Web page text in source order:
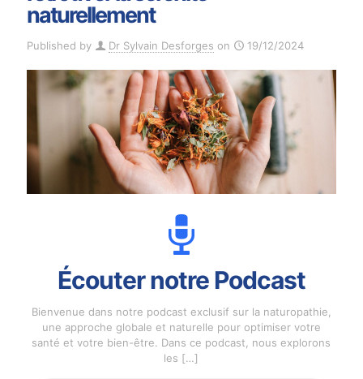
naturellement
Published by Dr Sylvain Desforges on 19/12/2024
Écouter notre Podcast
Bienvenue dans notre podcast exclusif sur la naturopathie,
une approche globale et naturelle pour optimiser votre
santé et votre bien-être. Dans ce podcast, nous explorons
les […]